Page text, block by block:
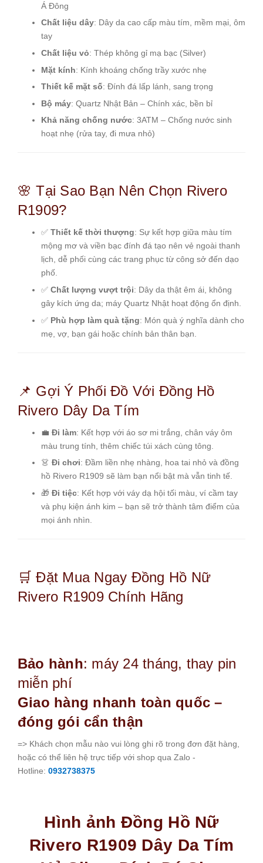
Á Đông
Chất liệu dây: Dây da cao cấp màu tím, mềm mại, ôm
tay
Chất liệu vỏ: Thép không gỉ mạ bạc (Silver)
Mặt kính: Kính khoáng chống trầy xước nhẹ
Thiết kế mặt số: Đính đá lấp lánh, sang trọng
Bộ máy: Quartz Nhật Bản – Chính xác, bền bỉ
Khả năng chống nước: 3ATM – Chống nước sinh
hoạt nhẹ (rửa tay, đi mưa nhỏ)
🌸 Tại Sao Bạn Nên Chọn Rivero
R1909?
✅ Thiết kế thời thượng: Sự kết hợp giữa màu tím
mộng mơ và viền bạc đính đá tạo nên vẻ ngoài thanh
lịch, dễ phối cùng các trang phục từ công sở đến dạo
phố.
✅ Chất lượng vượt trội: Dây da thật êm ái, không
gây kích ứng da; máy Quartz Nhật hoạt động ổn định.
✅ Phù hợp làm quà tặng: Món quà ý nghĩa dành cho
mẹ, vợ, bạn gái hoặc chính bản thân bạn.
📌 Gợi Ý Phối Đồ Với Đồng Hồ
Rivero Dây Da Tím
💼 Đi làm: Kết hợp với áo sơ mi trắng, chân váy ôm
màu trung tính, thêm chiếc túi xách cùng tông.
👗 Đi chơi: Đầm liền nhẹ nhàng, hoa tai nhỏ và đồng
hồ Rivero R1909 sẽ làm bạn nổi bật mà vẫn tinh tế.
🎁 Đi tiệc: Kết hợp với váy dạ hội tối màu, ví cầm tay
và phụ kiện ánh kim – bạn sẽ trở thành tâm điểm của
mọi ánh nhìn.
🛒 Đặt Mua Ngay Đồng Hồ Nữ
Rivero R1909 Chính Hãng
Bảo hành: máy 24 tháng, thay pin
miễn phí
Giao hàng nhanh toàn quốc –
đóng gói cẩn thận
=> Khách chọn mẫu nào vui lòng ghi rõ trong đơn đặt hàng,
hoặc có thể liên hệ trực tiếp với shop qua Zalo -
Hotline: 0932738375
Hình ảnh Đồng Hồ Nữ
Rivero R1909 Dây Da Tím